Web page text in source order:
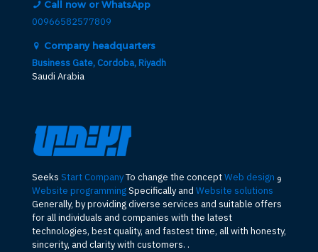
Call now or WhatsApp
00966582577809
Company headquarters
Business Gate, Cordoba, Riyadh
Saudi Arabia
Seeks Start CompanyTo change the conceptWeb design و
Website programmingSpecifically and Website solutions
Generally, by providing diverse services and suitable offers
for all individuals and companies with the latest
technologies, best quality, and fastest time, all with honesty,
sincerity, and clarity with customers. .